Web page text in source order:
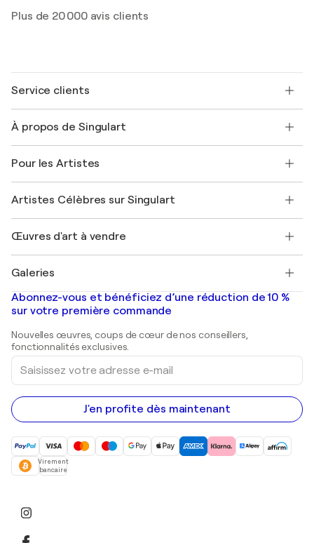
Plus de 20 000 avis clients
Service clients
Expédition
Offrir une carte cadeau
Rejoignez notre programme commercial
Mon compte
+33 1 76 44 06 42
À propos de Singulart
FAQ
Magazine Singulart
Emplois
Découvrez une sélection d'art original
Pour les Artistes
Se connecter en tant qu'Artiste
Artistes Célèbres sur Singulart
Marc Chagall
Banksy
Mr. Brainwash
Shepard Fairey
Œuvres d'art à vendre
Tableaux abstraits à vendre
Peintures de paysage
Estampes
Peintures acryliques
Galeries
Galeries d'art en France
Galeries d'art en Belgique
Abonnez-vous et bénéficiez d’une réduction de 10 %
sur votre première commande
Nouvelles œuvres, coups de cœur de nos conseillers,
fonctionnalités exclusives.
Saisissez
votre
adresse
e-
mail
J'en profite dès maintenant
Virement
bancaire